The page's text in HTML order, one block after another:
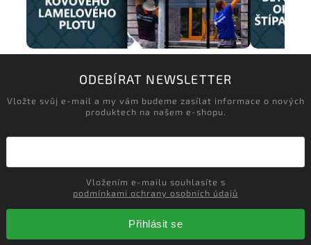
ODEBÍRAT NEWSLETTER
Vložte svůj e-mail a my vám budeme zasílat informace o nových
produktech na našem e-shopu.
podmínkami ochrany osobních údajů
Přihlásit se